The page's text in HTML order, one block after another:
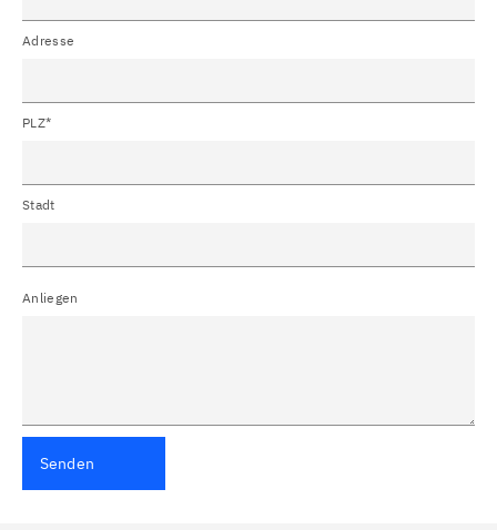
Adresse
PLZ*
Stadt
Anliegen
Senden